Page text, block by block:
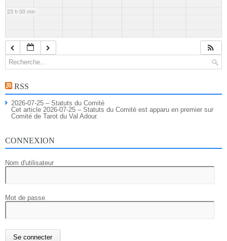
23 h 00 min
RSS
2026-07-25 – Statuts du Comité
Cet article 2026-07-25 – Statuts du Comité est apparu en premier sur
Comité de Tarot du Val Adour.
CONNEXION
Nom d'utilisateur
Mot de passe